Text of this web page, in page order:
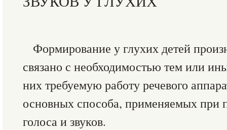
Формирование у глухих детей
связано с необходимостью тем или
них требуемую работу речевого
основных способа, применяемых при
голоса и звуков.